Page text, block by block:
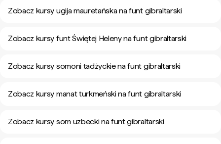
Zobacz kursy ugija mauretańska na funt gibraltarski
Zobacz kursy funt Świętej Heleny na funt gibraltarski
Zobacz kursy somoni tadżyckie na funt gibraltarski
Zobacz kursy manat turkmeński na funt gibraltarski
Zobacz kursy som uzbecki na funt gibraltarski